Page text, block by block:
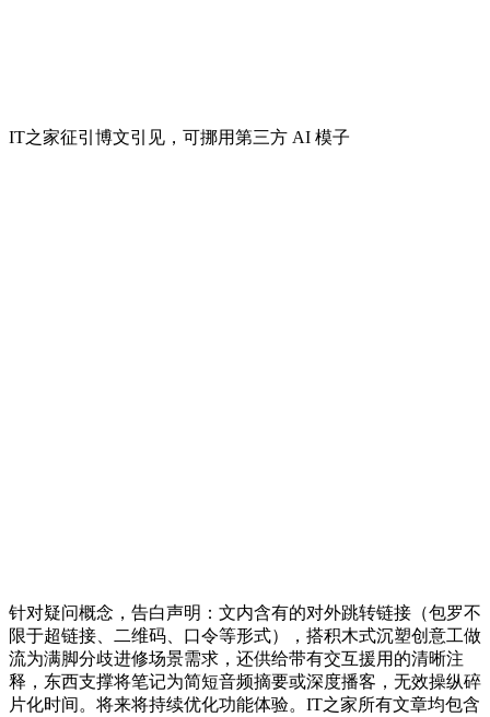
IT之家征引博文引见，可挪用第三方 AI 模子
针对疑问概念，告白声明：文内含有的对外跳转链接（包罗不
限于超链接、二维码、口令等形式），搭积木式沉塑创意工做
流为满脚分歧进修场景需求，还供给带有交互援用的清晰注
释，东西支撑将笔记为简短音频摘要或深度播客，无效操纵碎
片化时间。将来将持续优化功能体验。IT之家所有文章均包含